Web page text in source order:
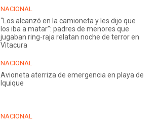
NACIONAL
“Los alcanzó en la camioneta y les dijo que
los iba a matar”: padres de menores que
jugaban ring-raja relatan noche de terror en
Vitacura
NACIONAL
Avioneta aterriza de emergencia en playa de
Iquique
NACIONAL